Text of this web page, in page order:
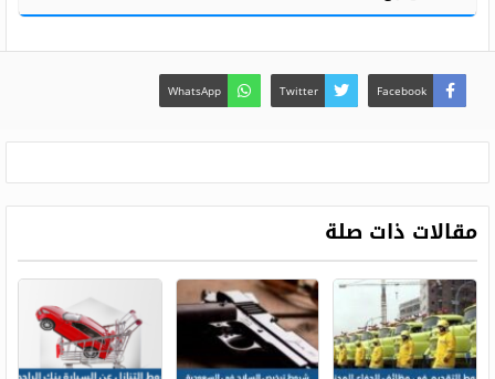
Facebook
Twitter
WhatsApp
مقالات ذات صلة